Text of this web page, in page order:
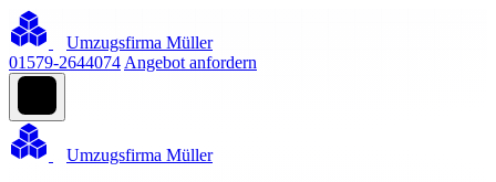
Umzugsfirma Müller
01579-2644074 Angebot anfordern
Umzugsfirma Müller